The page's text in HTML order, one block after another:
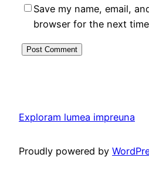
Save my name, email,
browser for the next
Exploram lumea impreuna
Proudly powered by